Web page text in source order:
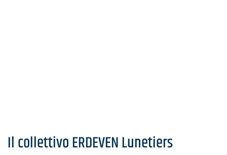
Il collettivo ERDEVEN Lunetiers